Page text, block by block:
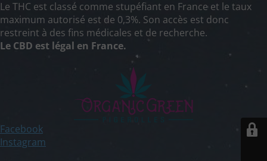
Le THC est classé comme stupéfiant en France et le taux
maximum autorisé est de 0,3%. Son accès est donc
restreint à des fins médicales et de recherche.
Le CBD est légal en France.
Facebook
Instagram